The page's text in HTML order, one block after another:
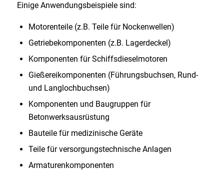
Einige Anwendungsbeispiele sind:
Motorenteile (z.B. Teile für Nockenwellen)
Getriebekomponenten (z.B. Lagerdeckel)
Komponenten für Schiffsdieselmotoren
Gießereikomponenten (Führungsbuchsen, Rund-
und Langlochbuchsen)
Komponenten und Baugruppen für
Betonwerksausrüstung
Bauteile für medizinische Geräte
Teile für versorgungstechnische Anlagen
Armaturenkomponenten